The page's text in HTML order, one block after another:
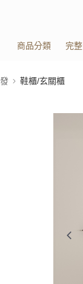
商品分類 完
鞋櫃/玄關櫃